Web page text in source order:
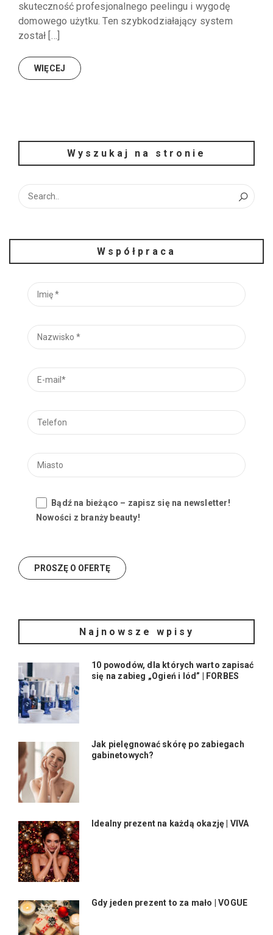
skuteczność profesjonalnego peelingu i wygodę
domowego użytku. Ten szybkodziałający system
został […]
WIĘCEJ
Wyszukaj na stronie
Współpraca
Bądź na bieżąco – zapisz się na newsletter!
Nowości z branży beauty!
Najnowsze wpisy
10 powodów, dla których warto zapisać
się na zabieg „Ogień i lód” | FORBES
Jak pielęgnować skórę po zabiegach
gabinetowych?
Idealny prezent na każdą okazję | VIVA
Gdy jeden prezent to za mało | VOGUE